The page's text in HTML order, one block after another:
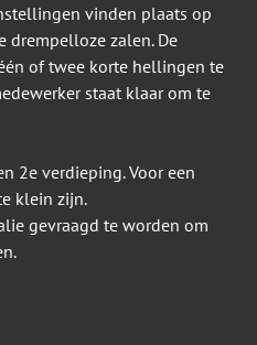
vinden plaats op
drempelloze zalen. De
of twee korte hellingen te
staat klaar om te
2e verdieping. Voor een
klein zijn.
gevraagd te worden om